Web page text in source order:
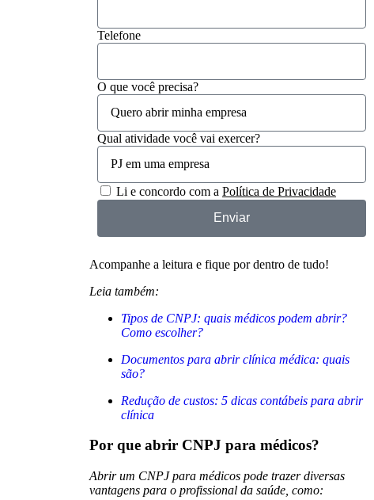
Telefone
O que você precisa?
Qual atividade você vai exercer?
Li e concordo com a Política de Privacidade
Enviar
Acompanhe a leitura e fique por dentro de tudo!
Leia também:
Tipos de CNPJ: quais médicos podem abrir?
Como escolher?
Documentos para abrir clínica médica: quais
são?
Redução de custos: 5 dicas contábeis para abrir
clínica
Por que abrir CNPJ para médicos?
Abrir um CNPJ para médicos pode trazer diversas
vantagens para o profissional da saúde, como: